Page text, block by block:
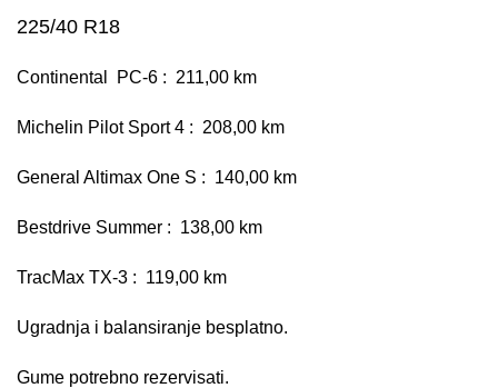
225/40 R18
Continental PC-6 : 211,00 km
Michelin Pilot Sport 4 : 208,00 km
General Altimax One S : 140,00 km
Bestdrive Summer : 138,00 km
TracMax TX-3 : 119,00 km
Ugradnja i balansiranje besplatno.
Gume potrebno rezervisati.